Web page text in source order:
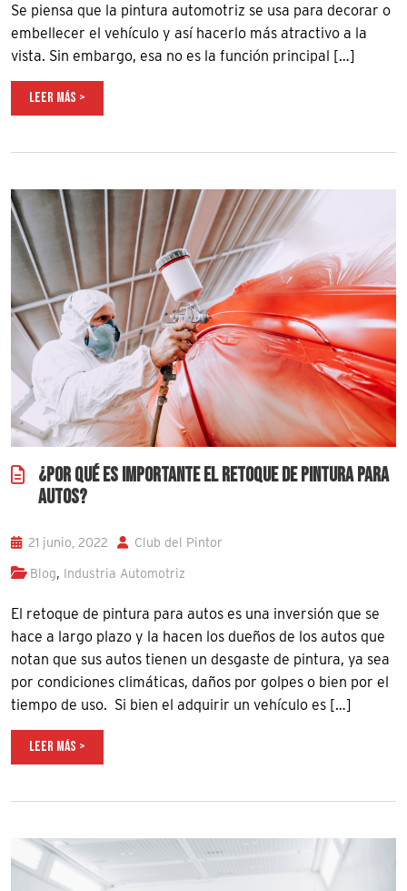
Se piensa que la pintura automotriz se usa para decorar o
embellecer el vehículo y así hacerlo más atractivo a la
vista. Sin embargo, esa no es la función principal […]
LEER MÁS >
¿POR QUÉ ES IMPORTANTE EL RETOQUE DE PINTURA PARA
AUTOS?
21 junio, 2022 Club del Pintor
Blog, Industria Automotriz
El retoque de pintura para autos es una inversión que se
hace a largo plazo y la hacen los dueños de los autos que
notan que sus autos tienen un desgaste de pintura, ya sea
por condiciones climáticas, daños por golpes o bien por el
tiempo de uso. Si bien el adquirir un vehículo es […]
LEER MÁS >